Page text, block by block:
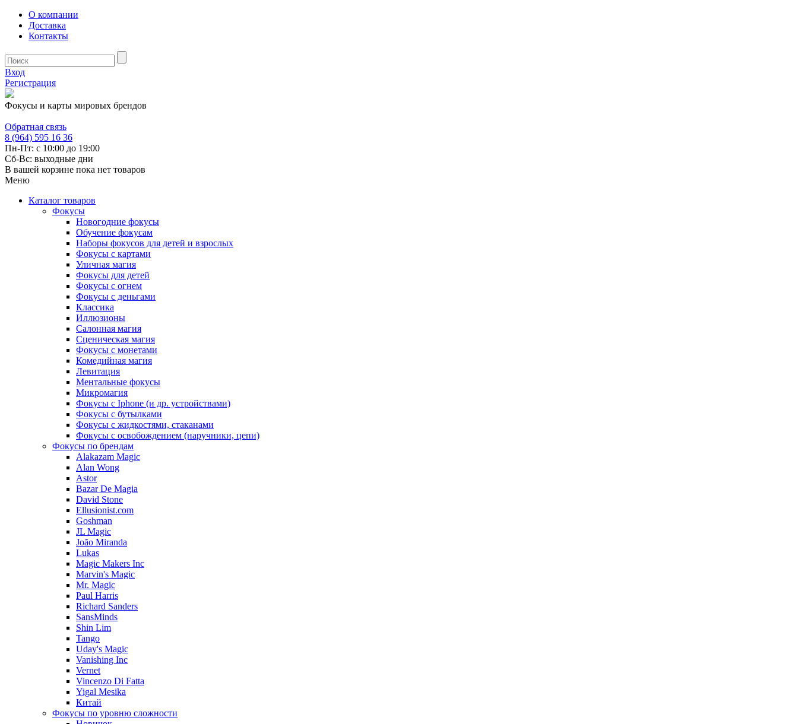
О компании
Доставка
Контакты
Вход
Регистрация
Фокусы и карты мировых брендов
Обратная связь
8 (964) 595 16 36
Пн-Пт: с 10:00 до 19:00
Сб-Вс: выходные дни
В вашей корзине пока нет товаров
Меню
Каталог товаров
Фокусы
Новогодние фокусы
Обучение фокусам
Наборы фокусов для детей и взрослых
Фокусы с картами
Уличная магия
Фокусы для детей
Фокусы с огнем
Фокусы с деньгами
Классика
Иллюзионы
Салонная магия
Сценическая магия
Фокусы с монетами
Комедийная магия
Левитация
Ментальные фокусы
Микромагия
Фокусы с Iphone (и др. устройствами)
Фокусы с бутылками
Фокусы с жидкостями, стаканами
Фокусы с освобождением (наручники, цепи)
Фокусы по брендам
Alakazam Magic
Alan Wong
Astor
Bazar De Magia
David Stone
Ellusionist.com
Goshman
JL Magic
João Miranda
Lukas
Magic Makers Inc
Marvin's Magic
Mr. Magic
Paul Harris
Richard Sanders
SansMinds
Shin Lim
Tango
Uday's Magic
Vanishing Inc
Vernet
Vincenzo Di Fatta
Yigal Mesika
Китай
Фокусы по уровню сложности